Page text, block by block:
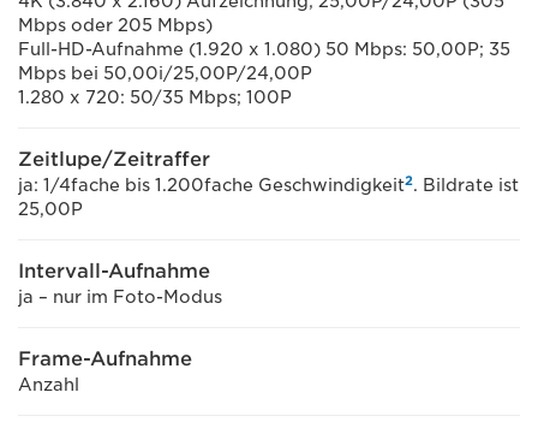
Mbps oder 205 Mbps)
Full-HD-Aufnahme (1.920 x 1.080) 50 Mbps: 50,00P; 35
Mbps bei 50,00i/25,00P/24,00P
1.280 x 720: 50/35 Mbps; 100P
Zeitlupe/Zeitraffer
ja: 1/4fache bis 1.200fache Geschwindigkeit2. Bildrate ist
25,00P
Intervall-Aufnahme
ja – nur im Foto-Modus
Frame-Aufnahme
Anzahl